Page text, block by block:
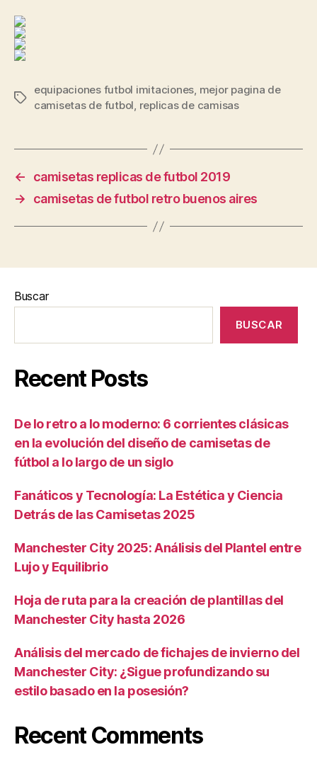
Etiquetas
equipaciones futbol imitaciones, mejor pagina de
camisetas de futbol, replicas de camisas
←
camisetas replicas de futbol 2019
→
camisetas de futbol retro buenos aires
Buscar
BUSCAR
Recent Posts
De lo retro a lo moderno: 6 corrientes clásicas
en la evolución del diseño de camisetas de
fútbol a lo largo de un siglo
Fanáticos y Tecnología: La Estética y Ciencia
Detrás de las Camisetas 2025
Manchester City 2025: Análisis del Plantel entre
Lujo y Equilibrio
Hoja de ruta para la creación de plantillas del
Manchester City hasta 2026
Análisis del mercado de fichajes de invierno del
Manchester City: ¿Sigue profundizando su
estilo basado en la posesión?
Recent Comments